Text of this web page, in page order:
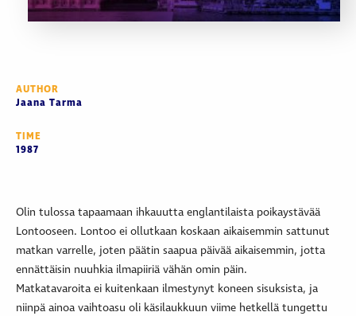
AUTHOR
Jaana Tarma
TIME
1987
Olin tulossa tapaamaan ihkauutta englantilaista poikaystävää
Lontooseen. Lontoo ei ollutkaan koskaan aikaisemmin sattunut
matkan varrelle, joten päätin saapua päivää aikaisemmin, jotta
ennättäisin nuuhkia ilmapiiriä vähän omin päin.
Matkatavaroita ei kuitenkaan ilmestynyt koneen sisuksista, ja
niinpä ainoa vaihtoasu oli käsilaukkuun viime hetkellä tungettu